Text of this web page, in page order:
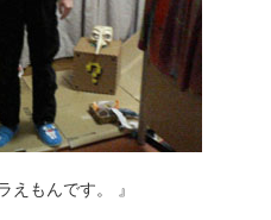
えもんです。 』